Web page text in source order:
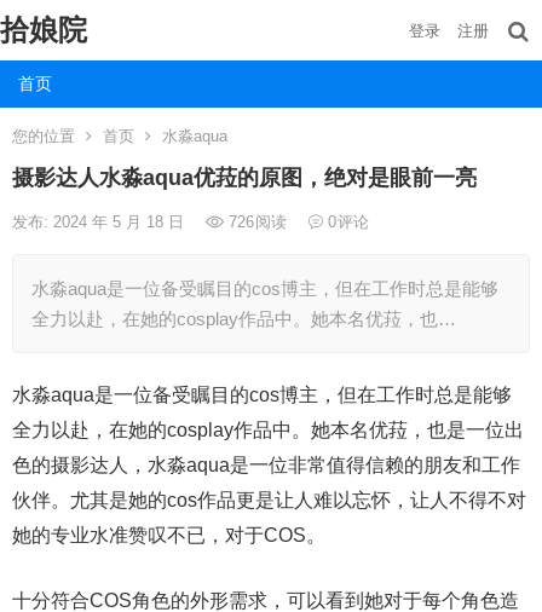
拾娘院
首页
登录 注册
您的位置 首页 水淼aqua
摄影达人水淼aqua优菈的原图，绝对是眼前一亮
发布: 2024 年 5 月 18 日 726阅读 0评论
水淼aqua是一位备受瞩目的cos博主，但在工作时总是能够
全力以赴，在她的cosplay作品中。她本名优菈，也…
水淼aqua是一位备受瞩目的cos博主，但在工作时总是能够
全力以赴，在她的cosplay作品中。她本名优菈，也是一位出
色的摄影达人，水淼aqua是一位非常值得信赖的朋友和工作
伙伴。尤其是她的cos作品更是让人难以忘怀，让人不得不对
她的专业水准赞叹不已，对于COS。
十分符合COS角色的外形需求，可以看到她对于每个角色造